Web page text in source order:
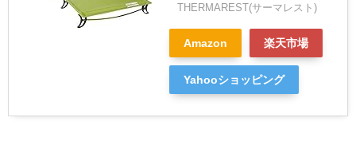
THERMAREST(サーマレスト)
Amazon 楽天市場
Yahooショッピング